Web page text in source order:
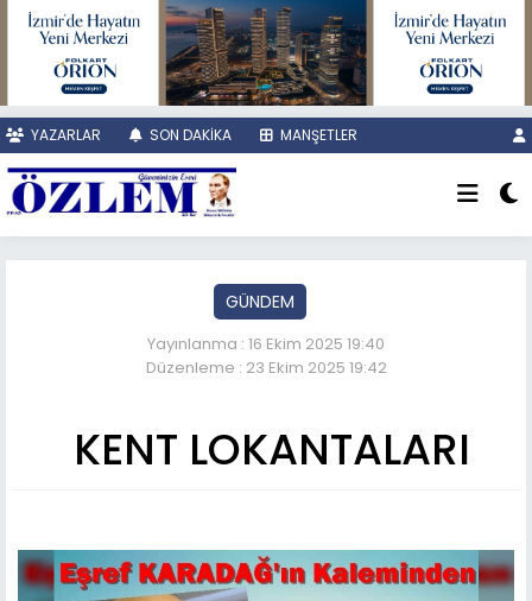
YAZARLAR SON DAKİKA MANŞETLER
GÜNDEM
Yayınlanma : 16 Ekim 2025 19:40
Düzenleme : 23 Ekim 2025 19:42
KENT LOKANTALARI